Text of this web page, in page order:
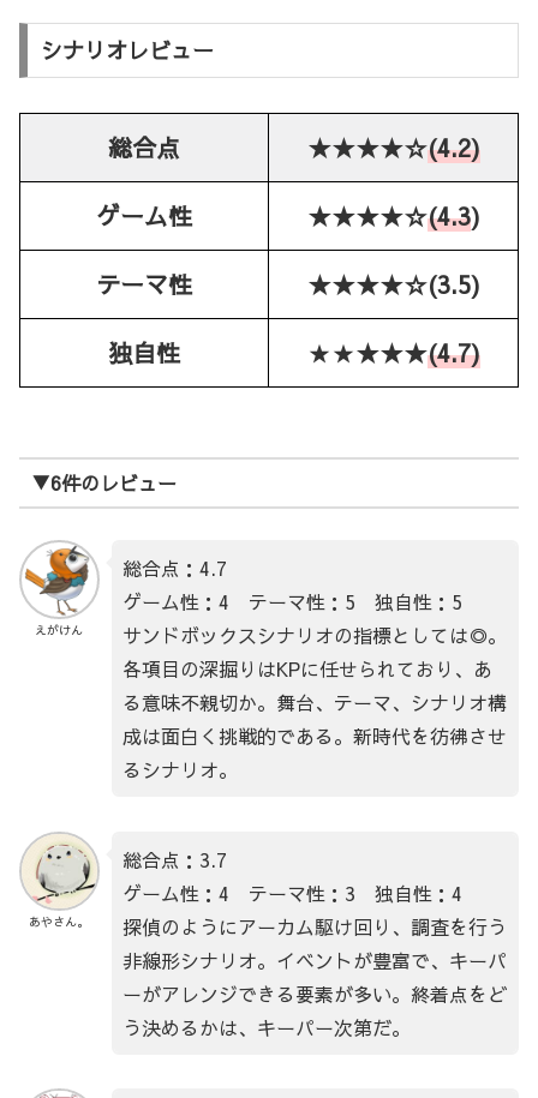
シナリオレビュー
総合点 ★★★★☆(4.2)
ゲーム性 ★★★★☆(4.3)
テーマ性 ★★★★☆(3.5)
独自性 ★★★★★(4.7)
▼6件のレビュー
えがけん
総合点：4.7
ゲーム性：4 テーマ性：5 独自性：5
サンドボックスシナリオの指標としては◎。
各項目の深掘りはKPに任せられており、あ
る意味不親切か。舞台、テーマ、シナリオ構
成は面白く挑戦的である。新時代を彷彿させ
るシナリオ。
あやさん。
総合点：3.7
ゲーム性：4 テーマ性：3 独自性：4
探偵のようにアーカム駆け回り、調査を行う
非線形シナリオ。イベントが豊富で、キーパ
ーがアレンジできる要素が多い。終着点をど
う決めるかは、キーパー次第だ。